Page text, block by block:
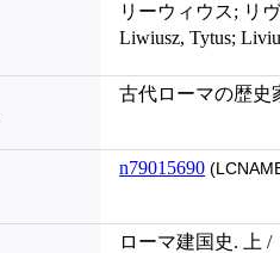
リーウィウス; リ
Liwiusz, Tytus;
古代ローマの歴史
n79015690
ローマ建国史. 上